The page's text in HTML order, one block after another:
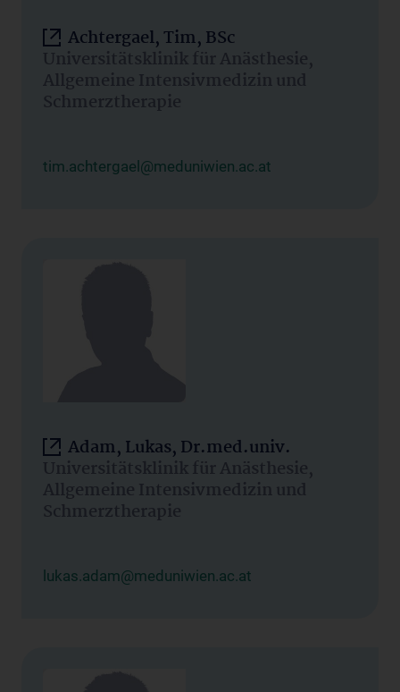
Achtergael, Tim, BSc
Universitätsklinik für Anästhesie,
Allgemeine Intensivmedizin und
Schmerztherapie
tim.achtergael@meduniwien.ac.at
Adam, Lukas, Dr.med.univ.
Universitätsklinik für Anästhesie,
Allgemeine Intensivmedizin und
Schmerztherapie
lukas.adam@meduniwien.ac.at